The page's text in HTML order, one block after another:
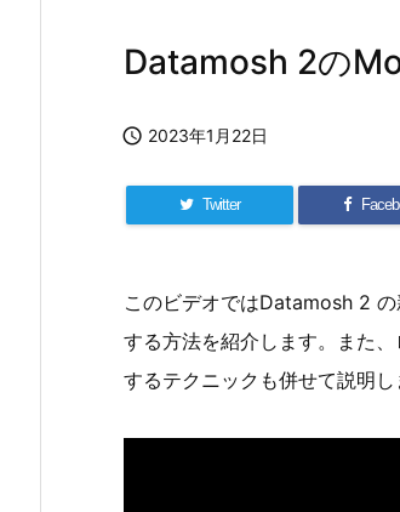
Datamosh 2の
 2023年1月22日
Twitter
このビデオではDatamosh 2
する方法を紹介します。また
するテクニックも併せて説明し